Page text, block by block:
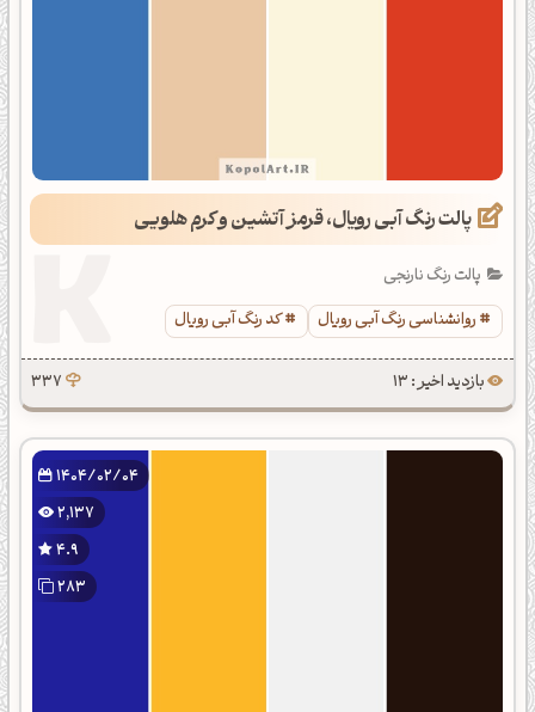
پالت رنگ آبی رویال، قرمز آتشین و کرم هلویی
پالت رنگ نارنجی
روانشناسی رنگ آبی رویال
کد رنگ آبی رویال
بازدید اخیر : 13 337
1404/02/04
2,137
4.9
283